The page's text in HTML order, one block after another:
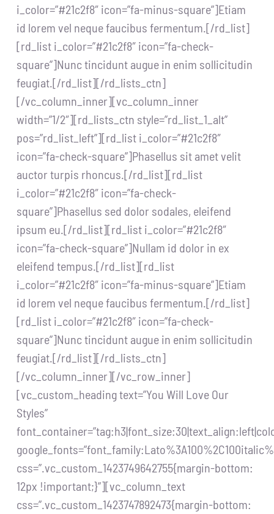
i_color=”#21c2f8″ icon=”fa-minus-square”]Etiam
id lorem vel neque faucibus fermentum.[/rd_list]
[rd_list i_color=”#21c2f8″ icon=”fa-check-
square”]Nunc tincidunt augue in enim sollicitudin
feugiat.[/rd_list][/rd_lists_ctn]
[/vc_column_inner][vc_column_inner
width=”1/2″][rd_lists_ctn style=”rd_list_1_alt”
pos=”rd_list_left”][rd_list i_color=”#21c2f8″
icon=”fa-check-square”]Phasellus sit amet velit
auctor turpis rhoncus.[/rd_list][rd_list
i_color=”#21c2f8″ icon=”fa-check-
square”]Phasellus sed dolor sodales, eleifend
ipsum eu.[/rd_list][rd_list i_color=”#21c2f8″
icon=”fa-check-square”]Nullam id dolor in ex
eleifend tempus.[/rd_list][rd_list
i_color=”#21c2f8″ icon=”fa-minus-square”]Etiam
id lorem vel neque faucibus fermentum.[/rd_list]
[rd_list i_color=”#21c2f8″ icon=”fa-check-
square”]Nunc tincidunt augue in enim sollicitudin
feugiat.[/rd_list][/rd_lists_ctn]
[/vc_column_inner][/vc_row_inner]
[vc_custom_heading text=”You Will Love Our
Styles”
css=”.vc_custom_1423749642755{margin-bottom:
12px !important;}”][vc_column_text
css=”.vc_custom_1423747892473{margin-bottom: